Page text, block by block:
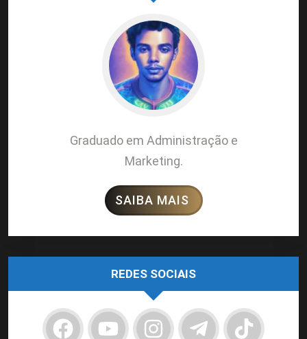
Graduado em Administração e
Marketing.
SAIBA MAIS
REDES SOCIAIS